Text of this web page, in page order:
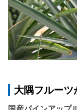
大隅フルー